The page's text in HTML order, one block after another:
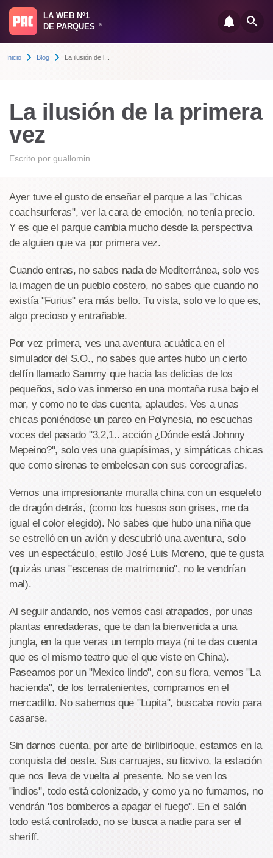
LA WEB Nº1
DE PARQUES
®
Inicio Blog La ilusión de l...
La ilusión de la primera
vez
Escrito por guallomin
Ayer tuve el gusto de enseñar el parque a las "chicas
coachsurferas", ver la cara de emoción, no tenía precio.
Y es que el parque cambia mucho desde la perspectiva
de alguien que va por primera vez.
Cuando entras, no sabes nada de Mediterránea, solo ves
la imagen de un pueblo costero, no sabes que cuando no
existía "Furius" era más bello. Tu vista, solo ve lo que es,
algo precioso y entrañable.
Por vez primera, ves una aventura acuática en el
simulador del S.O., no sabes que antes hubo un cierto
delfín llamado Sammy que hacia las delicias de los
pequeños, solo vas inmerso en una montaña rusa bajo el
mar, y como no te das cuenta, aplaudes. Ves a unas
chicas poniéndose un pareo en Polynesia, no escuchas
voces del pasado "3,2,1.. acción ¿Dónde está Johnny
Mepeino?", solo ves una guapísimas, y simpáticas chicas
que como sirenas te embelesan con sus coreografías.
Vemos una impresionante muralla china con un esqueleto
de dragón detrás, (como los huesos son grises, me da
igual el color elegido). No sabes que hubo una niña que
se estrelló en un avión y descubrió una aventura, solo
ves un espectáculo, estilo José Luis Moreno, que te gusta
(quizás unas "escenas de matrimonio", no le vendrían
mal).
Al seguir andando, nos vemos casi atrapados, por unas
plantas enredaderas, que te dan la bienvenida a una
jungla, en la que veras un templo maya (ni te das cuenta
que es el mismo teatro que el que viste en China).
Paseamos por un "Mexico lindo", con su flora, vemos "La
hacienda", de los terratenientes, compramos en el
mercadillo. No sabemos que "Lupita", buscaba novio para
casarse.
Sin darnos cuenta, por arte de birlibirloque, estamos en la
conquista del oeste. Sus carruajes, su tiovivo, la estación
que nos lleva de vuelta al presente. No se ven los
"indios", todo está colonizado, y como ya no fumamos, no
vendrán "los bomberos a apagar el fuego". En el salón
todo está controlado, no se busca a nadie para ser el
sheriff.